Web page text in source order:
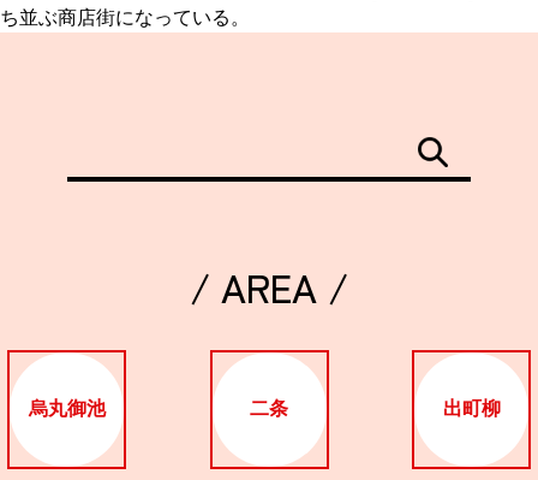
ち並ぶ商店街になっている。
/ AREA /
烏丸御池 二条 出町柳